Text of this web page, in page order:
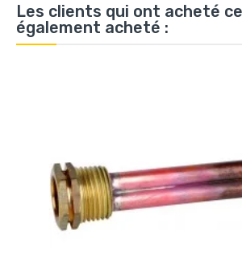
Les clients qui ont acheté
également acheté :